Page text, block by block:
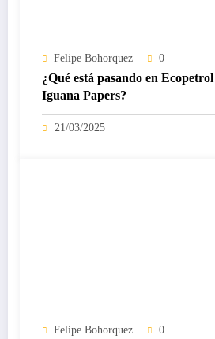
Felipe Bohorquez 0
¿Qué está pasando en
Iguana Papers?
21/03/2025
Felipe Bohorquez 0